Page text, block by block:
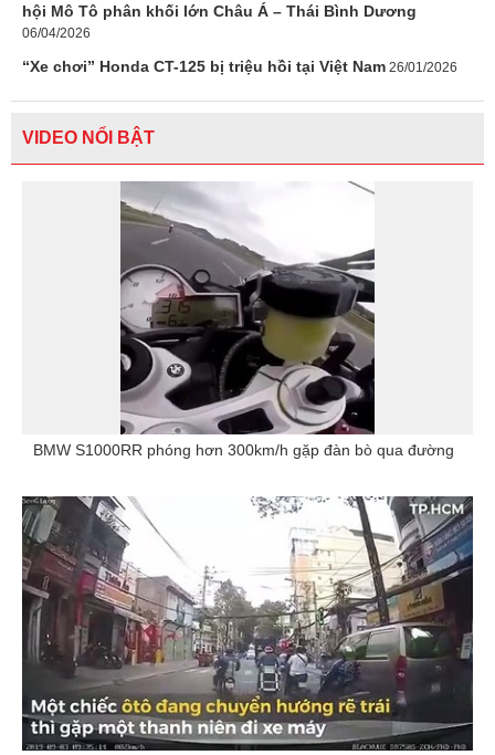
hội Mô Tô phân khối lớn Châu Á – Thái Bình Dương
06/04/2026
“Xe chơi” Honda CT-125 bị triệu hồi tại Việt Nam 26/01/2026
VIDEO NỔI BẬT
BMW S1000RR phóng hơn 300km/h gặp đàn bò qua đường